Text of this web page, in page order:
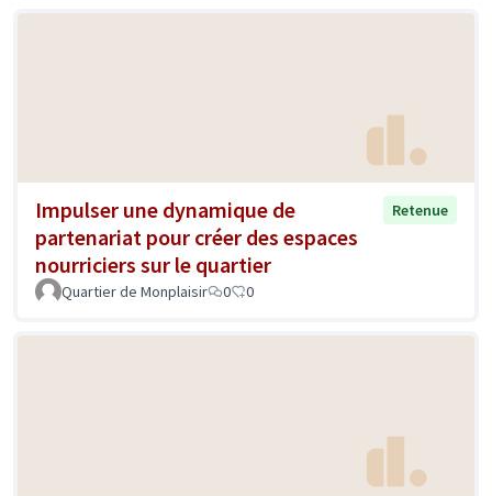
Impulser une dynamique de
partenariat pour créer des espaces
nourriciers sur le quartier
Retenue
Quartier de Monplaisir 0 0